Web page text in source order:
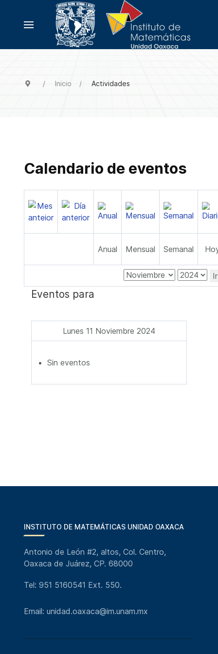
Inicio Actividades
Calendario de eventos
Anual Mensual Semanal
Eventos para
Lunes 11 Noviembre 2024
Sin eventos
INSTITUTO DE MATEMÁTICAS UNIDAD OAXACA
Antonio de León #2, altos, Col. Centro,
Oaxaca de Juárez, CP. 68000
Tel: 951 5160541 Ext. 550.
Email: unidad.oaxaca@im.unam.mx